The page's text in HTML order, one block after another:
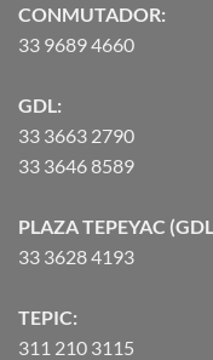
CONMUTADOR:
33 9689 4660
GDL:
33 3663 2790
33 3646 8589
PLAZA TEPEYAC
33 3628 4193
TEPIC:
311 210 3115